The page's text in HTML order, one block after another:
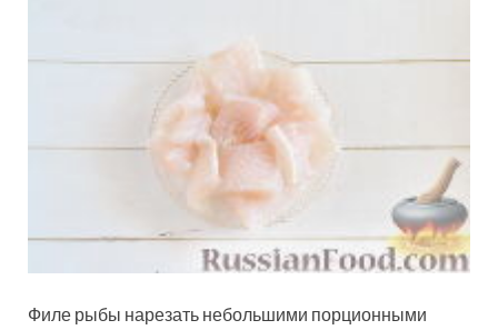
Филе рыбы нарезать небольшими порционными